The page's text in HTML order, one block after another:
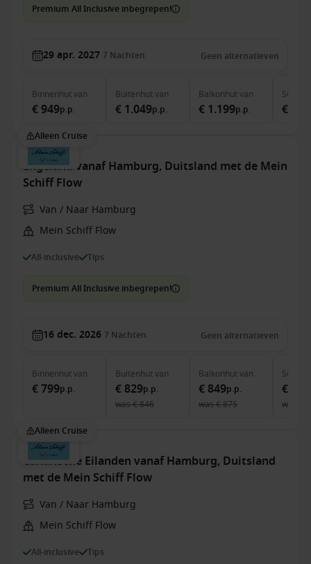
Premium All Inclusive inbegrepen!
29 apr. 2027 7 Nachten Geen alternatieven
Binnenhutvan
€ 949p.p.
Buitenhutvan
€ 1.049p.p.
Balkonhutvan
€ 1.199p.p.
Suite
€
Alleen Cruise
Engeland vanaf Hamburg, Duitsland met de Mein
Schiff Flow
Van / Naar Hamburg
Mein Schiff Flow
All-inclusive Tips
Premium All Inclusive inbegrepen!
16 dec. 2026 7 Nachten Geen alternatieven
Binnenhutvan
€ 799p.p.
Buitenhutvan
€ 829p.p.
was€ 846
Balkonhutvan
€ 849p.p.
was€ 875
Suite
€
was
Alleen Cruise
Canarische Eilanden vanaf Hamburg, Duitsland
met de Mein Schiff Flow
Van / Naar Hamburg
Mein Schiff Flow
All-inclusive Tips